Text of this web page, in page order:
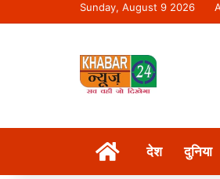
Sunday, August 9 2026
Khabar 24
देश दुनिया